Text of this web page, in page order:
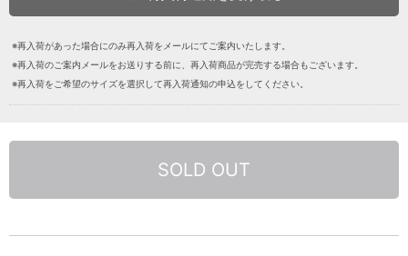
※再入荷があった場合にのみ再入荷をメールにてご案内いたします。
※再入荷のご案内メールをお送りする前に、再入荷商品が完売する場合もございます。
※再入荷をご希望のサイズを選択して再入荷通知の申込をしてください。
SOLD OUT